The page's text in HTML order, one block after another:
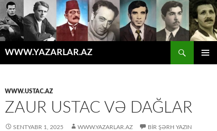
WWW.YAZARLAR.AZ
WWW.USTAC.AZ
ZAUR USTAC VƏ DAĞLAR
SENTYABR 1, 2025 WWW.YAZARLAR.AZ BIR ŞƏRH YAZIN